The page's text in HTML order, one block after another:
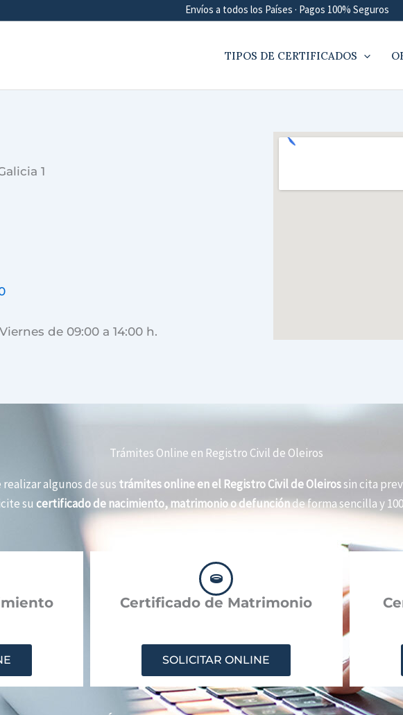
Envíos a todos los Países · Pagos 100% Seguros
TIPOS DE CERTIFICADOS
1
de 09:00 a 14:00 h.
Trámites Online en Registro Civil de Oleiros
realizar algunos de sus trámites online en el Registro Civil de Oleirossin cita
su certificado de nacimiento, matrimonio o defunciónde forma sencilla y
Certificado de Matrimonio
SOLICITAR ONLINE